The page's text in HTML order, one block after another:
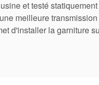
et testé
meilleure
d'installer la garniture